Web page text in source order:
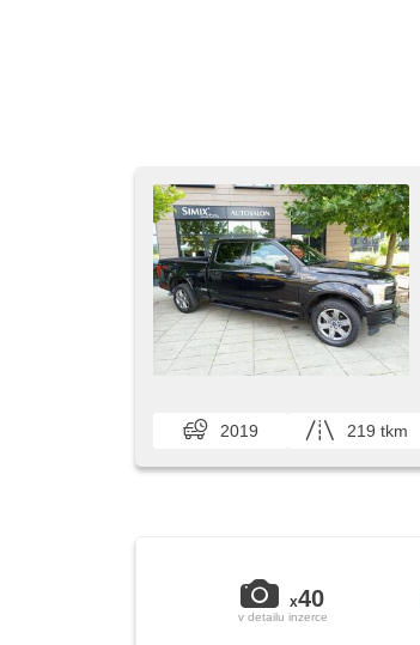
2019 219 tkm
x40
v detailu inzerce